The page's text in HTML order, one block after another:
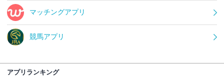
マッチングアプリ
競馬アプリ
アプリランキング